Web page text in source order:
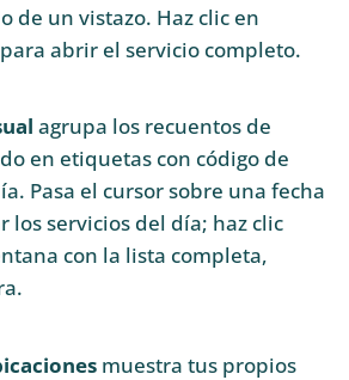
de un vistazo. Haz clic en
abrir el servicio completo.
agrupa los recuentos de
en etiquetas con código de
Pasa el cursor sobre una fecha
los servicios del día; haz clic
con la lista completa,
muestra tus propios